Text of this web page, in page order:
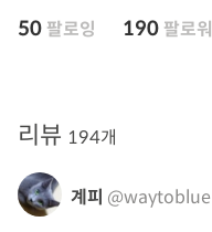
50 팔로잉 190 팔로워
리뷰 194개
계피 @waytoblue